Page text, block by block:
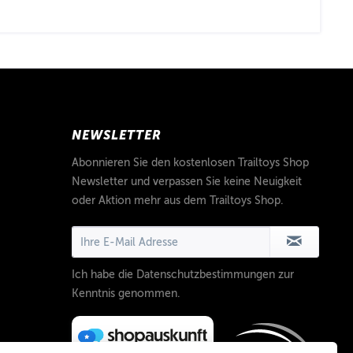
NEWSLETTER
Abonnieren Sie den kostenlosen Trailtoys Shop
Newsletter und verpassen Sie keine Neuigkeit
oder Aktion mehr aus dem Trailtoys Shop.
Ich habe die Datenschutzbestimmungen zur
Kenntnis genommen.